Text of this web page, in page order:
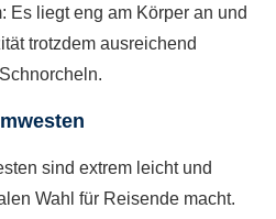
Es liegt eng am Körper an und
trotzdem ausreichend
sind extrem leicht und
Wahl für Reisende macht.